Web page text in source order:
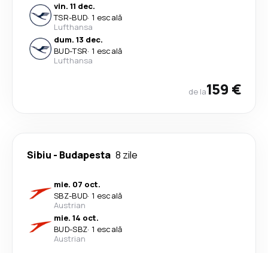
vin. 11 dec.
TSR-BUD· 1 escală
Lufthansa
dum. 13 dec.
BUD-TSR· 1 escală
Lufthansa
de la159 €
Sibiu - Budapesta 8 zile
mie. 07 oct.
SBZ-BUD· 1 escală
Austrian
mie. 14 oct.
BUD-SBZ· 1 escală
Austrian